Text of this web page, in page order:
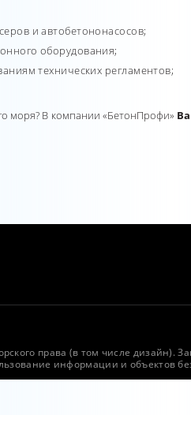
и автобетононасосов;
оборудования;
технических регламентов;
моря? В компании «БетонПрофи»
права (в том числе дизайн).
информации и объектов